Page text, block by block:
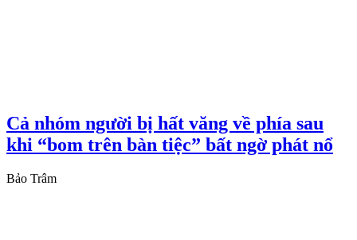
Cả nhóm người bị hất văng về phía sau
khi “bom trên bàn tiệc” bất ngờ phát nổ
Bảo Trâm